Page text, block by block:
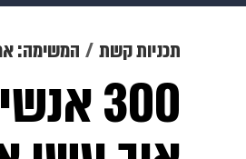
תרבות
גאווה ויוה
תכניות קשת המשימה: